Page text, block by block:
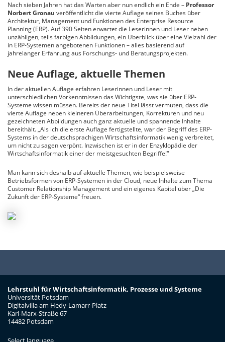
Nach sieben Jahren hat das Warten aber nun endlich ein Ende – Professor
Norbert Gronau veröffentlicht die vierte Auflage seines Buches über
Architektur, Management und Funktionen des Enterprise Resource
Planning (ERP). Auf 390 Seiten erwartet die Leserinnen und Leser neben
unzähligen, teils farbigen Abbildungen, ein Überblick über eine Vielzahl der
in ERP-Systemen angebotenen Funktionen – alles basierend auf
jahrelanger Erfahrung aus Forschungs- und Beratungsprojekten.
Neue Auflage, aktuelle Themen
In der aktuellen Auflage erfahren Leserinnen und Leser mit
unterschiedlichen Vorkenntnissen das Wichtigste, was sie über ERP-
Systeme wissen müssen. Bereits der neue Titel lässt vermuten, dass die
vierte Auflage neben kleineren Überarbeitungen, Korrekturen und neu
gezeichneten Abbildungen auch ganz aktuelle und spannende Inhalte
bereithält. „Als ich die erste Auflage fertigstellte, war der Begriff des ERP-
Systems in der deutschsprachigen Wirtschaftsinformatik wenig verbreitet,
um nicht zu sagen verpönt. Inzwischen ist er in der Enzyklopädie der
Wirtschaftsinformatik einer der meistgesuchten Begriffe!“
Man kann sich deshalb auf aktuelle Themen, wie beispielsweise
Betriebsformen von ERP-Systemen in der Cloud, neue Inhalte zum Thema
Customer Relationship Management und ein eigenes Kapitel über „Die
Zukunft der ERP-Systeme“ freuen.
Lehrstuhl für Wirtschaftsinformatik, Prozesse und Systeme
Universität Potsdam
Digitalvilla am Hedy-Lamarr-Platz
Karl-Marx-Straße 67
14482 Potsdam